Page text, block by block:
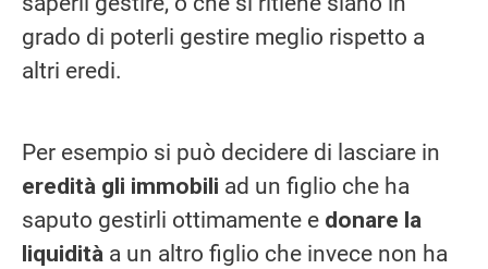
grado di poterli gestire meglio rispetto a
altri eredi.
Per esempio si può decidere di lasciare in
eredità gli immobili ad un figlio che ha
saputo gestirli ottimamente e donare la
liquidità a un altro figlio che invece non ha